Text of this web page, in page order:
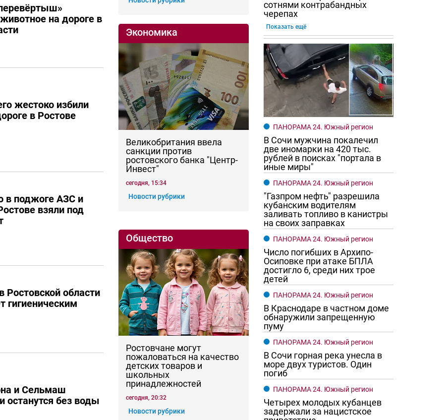
на дороге в
жестоко избили
в Ростове
в поджоге АЗС и
взяли под
Ростовской области
гигиеническим
и Сельмаш
останутся без воды
Экономика
Великобритания ввела
санкции против
ростовского банка "Центр-
Инвест"
сегодня, 15:34
Новости рубрики
Общество
Ростовчане могут
пожаловаться на качество
детских товаров и
школьных
принадлежностей
сегодня, 20:32
Новости рубрики
сотнями контрабандных
черепах
Показать ещё
ПАНОРАМА 24. Южный регион
В Сочи мужчина покалечил
две иномарки на 420 тыс.
рублей в поисках "портала в
иные миры"
ПАНОРАМА 24. Южный регион
"Газпром нефть" разрешила
кубанским водителям
заливать топливо в канистры
на своих заправках
ПАНОРАМА 24. Южный регион
Число погибших в Архипо-
Осиповке при атаке БПЛА
достигло 6, среди них трое
детей
ПАНОРАМА 24. Южный регион
В Краснодаре в частном доме
обнаружили запрещенную
пуму
ПАНОРАМА 24. Южный регион
В Сочи горная река унесла в
море двух туристов. Один
погиб
ПАНОРАМА 24. Южный регион
Четырех молодых кубанцев
задержали за нацистское